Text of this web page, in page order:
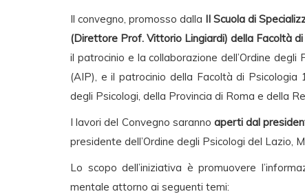
Il convegno, promosso dalla II Scuola di
(Direttore Prof. Vittorio Lingiardi) della Facoltà
il patrocinio e la collaborazione dell’Ordine
(AIP), e il patrocinio della Facoltà di Psicologia
degli Psicologi, della Provincia di Roma e della
I lavori del Convegno saranno aperti dal
presidente dell’Ordine degli Psicologi del Lazio,
Lo scopo dell’iniziativa è promuovere
mentale attorno ai seguenti temi: